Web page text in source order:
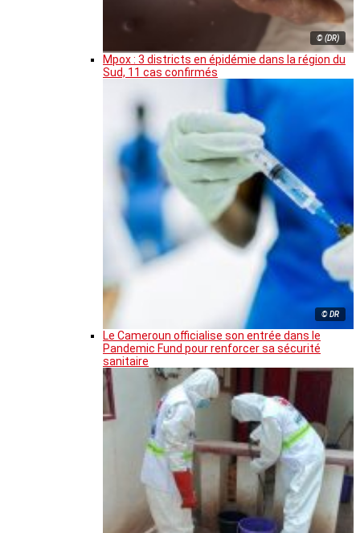
© (DR)
Mpox : 3 districts en épidémie dans la région du
Sud, 11 cas confirmés
© DR
Le Cameroun officialise son entrée dans le
Pandemic Fund pour renforcer sa sécurité
sanitaire